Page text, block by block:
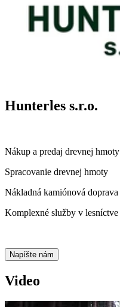
Hunterles s.r.o.
Nákup a predaj drevnej hmoty
Spracovanie drevnej hmoty
Nákladná kamiónová doprava
Komplexné služby v lesníctve
Napíšte nám
Video